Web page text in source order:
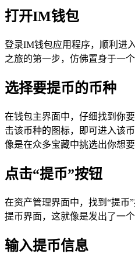
打开IM钱包
登录IM钱包应用程序，顺利进
之旅的第一步，仿佛置身于一
选择要提币的币种
在钱包主界面中，仔细找到你
击该币种的图标，即可进入该
像是在众多宝藏中挑选出你想要
点击“提币”按钮
在资产管理界面中，找到“提币
提币界面，这就像是发出了一
输入提币信息